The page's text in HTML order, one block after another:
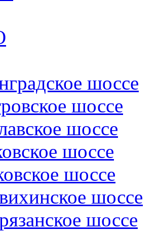
шоссе
шоссе
шоссе
шоссе
шоссе
шоссе
шоссе